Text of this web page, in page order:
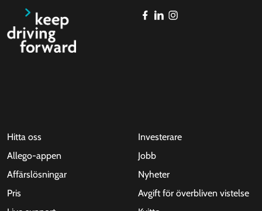
Hitta oss
Allego-appen
Affärslösningar
Pris
Investerare
Jobb
Nyheter
Avgift för överbliven vistelse